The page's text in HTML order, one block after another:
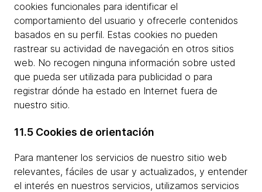
cookies funcionales para identificar el
comportamiento del usuario y ofrecerle contenidos
basados en su perfil. Estas cookies no pueden
rastrear su actividad de navegación en otros sitios
web. No recogen ninguna información sobre usted
que pueda ser utilizada para publicidad o para
registrar dónde ha estado en Internet fuera de
nuestro sitio.
11.5 Cookies de orientación
Para mantener los servicios de nuestro sitio web
relevantes, fáciles de usar y actualizados, y entender
el interés en nuestros servicios, utilizamos servicios